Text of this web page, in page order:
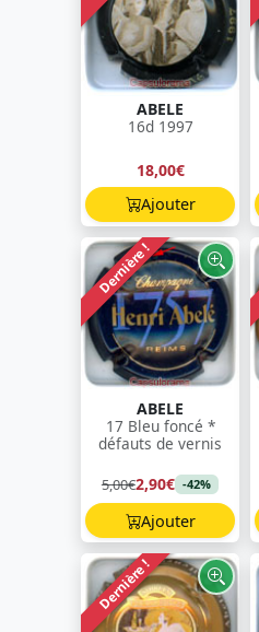
ABELE
16d 1997
18,00€
Ajouter
Dernière !
ABELE
17 Bleu foncé *
défauts de vernis
5,00€2,90€ -42%
Ajouter
Dernière !